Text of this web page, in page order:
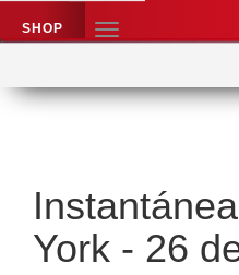
SHOP
TOGGLE
NAVIGATION
Noticias
York - 26